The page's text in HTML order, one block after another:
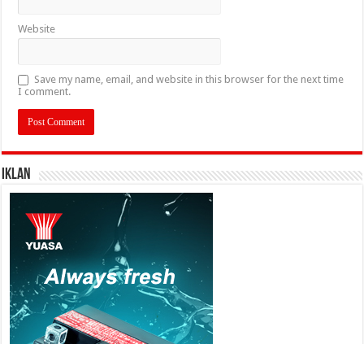
Website
Save my name, email, and website in this browser for the next time
I comment.
IKLAN